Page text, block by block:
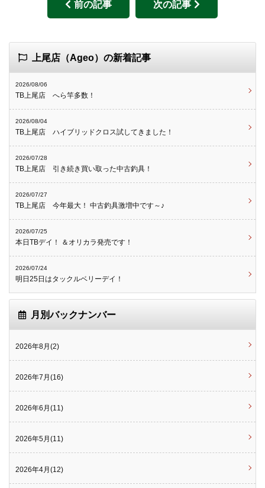
前の記事 次の記事
上尾店（Ageo）の新着記事
2026/08/06
TB上尾店 へら竿多数！
2026/08/04
TB上尾店 ハイブリッドクロス試してきました！
2026/07/28
TB上尾店 引き続き買い取った中古釣具！
2026/07/27
TB上尾店 今年最大！ 中古釣具激増中です～♪
2026/07/25
本日TBデイ！ ＆オリカラ発売です！
2026/07/24
明日25日はタックルベリーデイ！
月別バックナンバー
2026年8月(2)
2026年7月(16)
2026年6月(11)
2026年5月(11)
2026年4月(12)